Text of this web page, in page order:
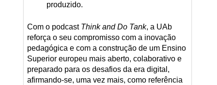
produzido.
Com o podcast Think and Do Tank, a UAb
reforça o seu compromisso com a inovação
pedagógica e com a construção de um Ensino
Superior europeu mais aberto, colaborativo e
preparado para os desafios da era digital,
afirmando-se, uma vez mais, como referência